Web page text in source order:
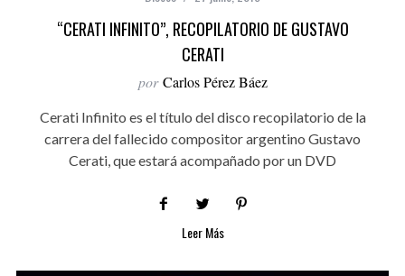
“CERATI INFINITO”, RECOPILATORIO DE GUSTAVO
CERATI
por Carlos Pérez Báez
Cerati Infinito es el título del disco recopilatorio de la
carrera del fallecido compositor argentino Gustavo
Cerati, que estará acompañado por un DVD
Leer Más